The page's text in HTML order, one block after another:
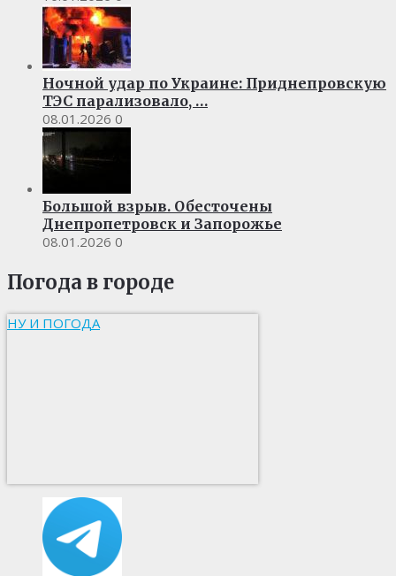
Ночной удар по Украине: Приднепровскую
ТЭС парализовало, …
08.01.2026 0
Большой взрыв. Обесточены
Днепропетровск и Запорожье
08.01.2026 0
Погода в городе
НУ И ПОГОДА